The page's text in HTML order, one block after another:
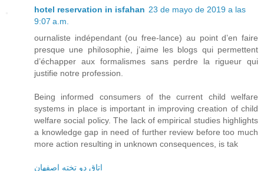
hotel reservation in isfahan 23 de mayo de 2019 a las
9:07 a.m.
ournaliste indépendant (ou free-lance) au point d’en faire
presque une philosophie, j’aime les blogs qui permettent
d’échapper aux formalismes sans perdre la rigueur qui
justifie notre profession.
Being informed consumers of the current child welfare
systems in place is important in improving creation of child
welfare social policy. The lack of empirical studies highlights
a knowledge gap in need of further review before too much
more action resulting in unknown consequences, is tak
اتاق دو تخته اصفهان